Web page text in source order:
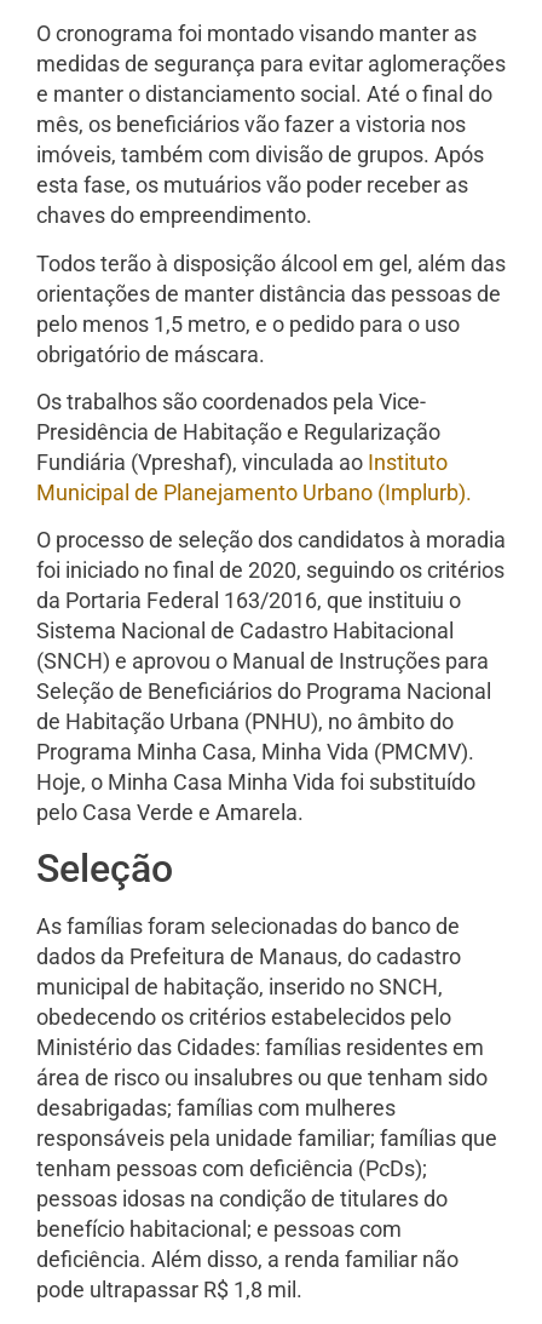
O cronograma foi montado visando manter as
medidas de segurança para evitar aglomerações
e manter o distanciamento social. Até o final do
mês, os beneficiários vão fazer a vistoria nos
imóveis, também com divisão de grupos. Após
esta fase, os mutuários vão poder receber as
chaves do empreendimento.
Todos terão à disposição álcool em gel, além das
orientações de manter distância das pessoas de
pelo menos 1,5 metro, e o pedido para o uso
obrigatório de máscara.
Os trabalhos são coordenados pela Vice-
Presidência de Habitação e Regularização
Fundiária (Vpreshaf), vinculada ao Instituto
Municipal de Planejamento Urbano (Implurb).
O processo de seleção dos candidatos à moradia
foi iniciado no final de 2020, seguindo os critérios
da Portaria Federal 163/2016, que instituiu o
Sistema Nacional de Cadastro Habitacional
(SNCH) e aprovou o Manual de Instruções para
Seleção de Beneficiários do Programa Nacional
de Habitação Urbana (PNHU), no âmbito do
Programa Minha Casa, Minha Vida (PMCMV).
Hoje, o Minha Casa Minha Vida foi substituído
pelo Casa Verde e Amarela.
Seleção
As famílias foram selecionadas do banco de
dados da Prefeitura de Manaus, do cadastro
municipal de habitação, inserido no SNCH,
obedecendo os critérios estabelecidos pelo
Ministério das Cidades: famílias residentes em
área de risco ou insalubres ou que tenham sido
desabrigadas; famílias com mulheres
responsáveis pela unidade familiar; famílias que
tenham pessoas com deficiência (PcDs);
pessoas idosas na condição de titulares do
benefício habitacional; e pessoas com
deficiência. Além disso, a renda familiar não
pode ultrapassar R$ 1,8 mil.